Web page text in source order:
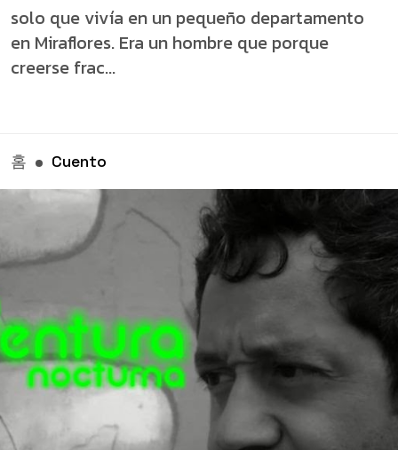
solo que vivía en un pequeño departamento
en Miraflores. Era un hombre que porque
creerse frac...
홈 Cuento